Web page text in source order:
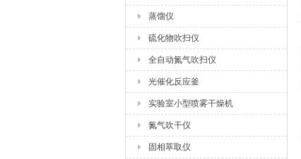
蒸馏仪
硫化物吹扫仪
全自动氮气吹扫仪
光催化反应釜
实验室小型喷雾干燥机
氮气吹干仪
固相萃取仪